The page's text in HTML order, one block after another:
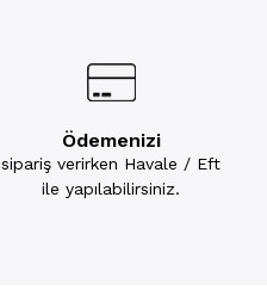
Ödemenizi
sipariş verirken Havale / Eft
ile yapılabilirsiniz.